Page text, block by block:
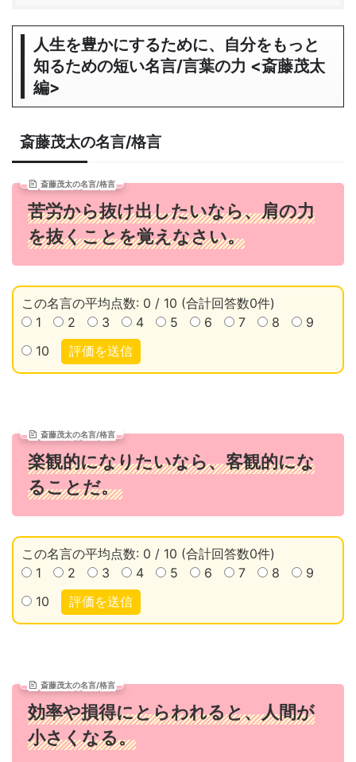
人生を豊かにするために、自分をもっと
知るための短い名言/言葉の力 <斎藤茂太
編>
斎藤茂太の名言/格言
斎藤茂太の名言/格言
苦労から抜け出したいなら、肩の力
を抜くことを覚えなさい。
この名言の平均点数: 0 / 10 (合計回答数0件)
1
2 3 4 5 6 7 8
9
10
評価を送信
斎藤茂太の名言/格言
楽観的になりたいなら、客観的にな
ることだ。
この名言の平均点数: 0 / 10 (合計回答数0件)
1
2 3 4 5 6 7 8
9
10
評価を送信
斎藤茂太の名言/格言
効率や損得にとらわれると、人間が
小さくなる。